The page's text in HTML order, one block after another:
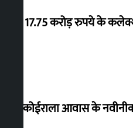
‘गौंथली’ 17.75 करोड़ रुपये के
शेखर ने कोईराला आवास के